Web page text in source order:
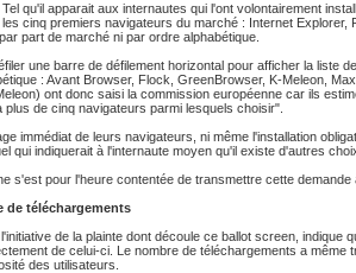
Tel qu'il apparait aux internautes qui l'ont volontairement
les cinq premiers navigateurs du marché : Internet
part de marché ni par ordre alphabétique.
une barre de défilement horizontal pour afficher la liste
: Avant Browser, Flock, GreenBrowser, K-Meleon,
ont donc saisi la commission européenne car ils
de cinq navigateurs parmi lesquels choisir".
immédiat de leurs navigateurs, ni même l'installation
qui indiquerait à l'internaute moyen qu'il existe d'autres
s'est pour l'heure contentée de transmettre cette
de téléchargements
de la plainte dont découle ce ballot screen,
de celui-ci. Le nombre de téléchargements a
des utilisateurs.